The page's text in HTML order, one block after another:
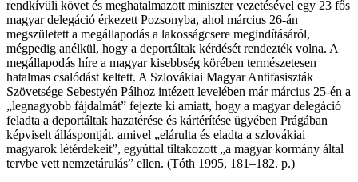
rendkívüli követ és meghatalmazott miniszter vezetésével egy 23 fős
magyar delegáció érkezett Pozsonyba, ahol március 26-án
megszületett a megállapodás a lakosságcsere megindításáról,
mégpedig anélkül, hogy a deportáltak kérdését rendezték volna. A
megállapodás híre a magyar kisebbség körében természetesen
hatalmas csalódást keltett. A Szlovákiai Magyar Antifasiszták
Szövetsége Sebestyén Pálhoz intézett levelében már március 25-én a
„legnagyobb fájdalmát” fejezte ki amiatt, hogy a magyar delegáció
feladta a deportáltak hazatérése és kártérítése ügyében Prágában
képviselt álláspontját, amivel „elárulta és eladta a szlovákiai
magyarok létérdekeit”, egyúttal tiltakozott „a magyar kormány által
tervbe vett nemzetárulás” ellen. (Tóth 1995, 181–182. p.)